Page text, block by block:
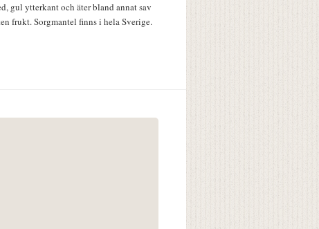
gul ytterkant och äter bland annat sav
frukt. Sorgmantel finns i hela Sverige.